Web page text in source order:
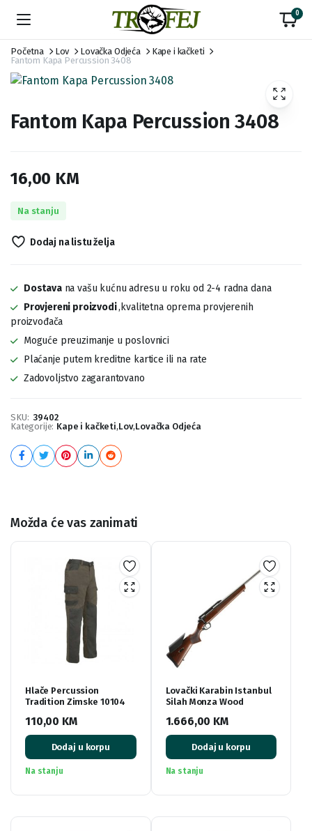
0
Početna Lov Lovačka Odjeća
Kape i kačketi
Fantom Kapa Percussion 3408
Fantom Kapa Percussion 3408
16,00 KM
Na stanju
Dodaj na listu želja
Dostavana vašu kućnu adresu u roku od 2-4 radna dana
Provjereni proizvodi,kvalitetna oprema provjerenih
proizvođača
Moguće preuzimanje u poslovnici
Plaćanje putem kreditne kartice ili na rate
Zadovoljstvo zagarantovano
SKU: 39402
Kategorije: Kape i kačketi,Lov,Lovačka Odjeća
Možda će vas zanimati
Hlače Percussion
Tradition Zimske 10104
110,00 KM
Dodaj u korpu
Na stanju
Lovački Karabin Istanbul
Silah Monza Wood
1.666,00 KM
Dodaj u korpu
Na stanju